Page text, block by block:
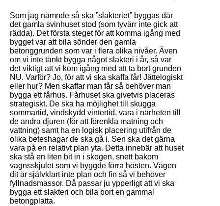
Som jag nämnde så ska ”slakteriet” byggas där
det gamla svinhuset stod (som tyvärr inte gick att
rädda). Det första steget för att komma igång med
bygget var att bila sönder den gamla
betonggrunden som var i flera olika nivåer. Även
om vi inte tänkt bygga något slakteri i år, så var
det viktigt att vi kom igång med att ta bort grunden
NU. Varför? Jo, för att vi ska skaffa får! Jättelogiskt
eller hur? Men skaffar man får så behöver man
bygga ett fårhus. Fårhuset ska givetvis placeras
strategiskt. De ska ha möjlighet till skugga
sommartid, vindskydd vintertid, vara i närheten till
de andra djuren (för att förenkla matning och
vattning) samt ha en logisk placering utifrån de
olika beteshagar de ska gå i. Sen ska det gärna
vara på en relativt plan yta. Detta innebär att huset
ska stå en liten bit in i skogen, snett bakom
vagnsskjulet som vi byggde förra hösten. Vägen
dit är självklart inte plan och fin så vi behöver
fyllnadsmassor. Då passar ju ypperligt att vi ska
bygga ett slakteri och bila bort en gammal
betongplatta.